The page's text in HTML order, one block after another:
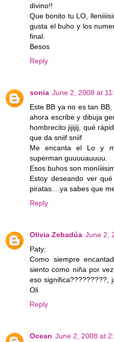
divino!!
Que bonito tu LO,
gusta el buho y los
final.
Besos
Reply
sonia June 2, 2008 at
Este BB ya no es tan
ahora escribe y dibuja
hombrecito jijijij, qué
que da sniif sniif
Me encanta el Lo y
superman guuuuauuuu.
Esos buhos son
Estoy deseando ver
piratas....ya sabes que
Reply
Olivia Zebadúa June 2,
Paty:
Como siempre
siento como niña por
eso significa?????????,
Oli
Reply
Ocean June 2, 2008 at